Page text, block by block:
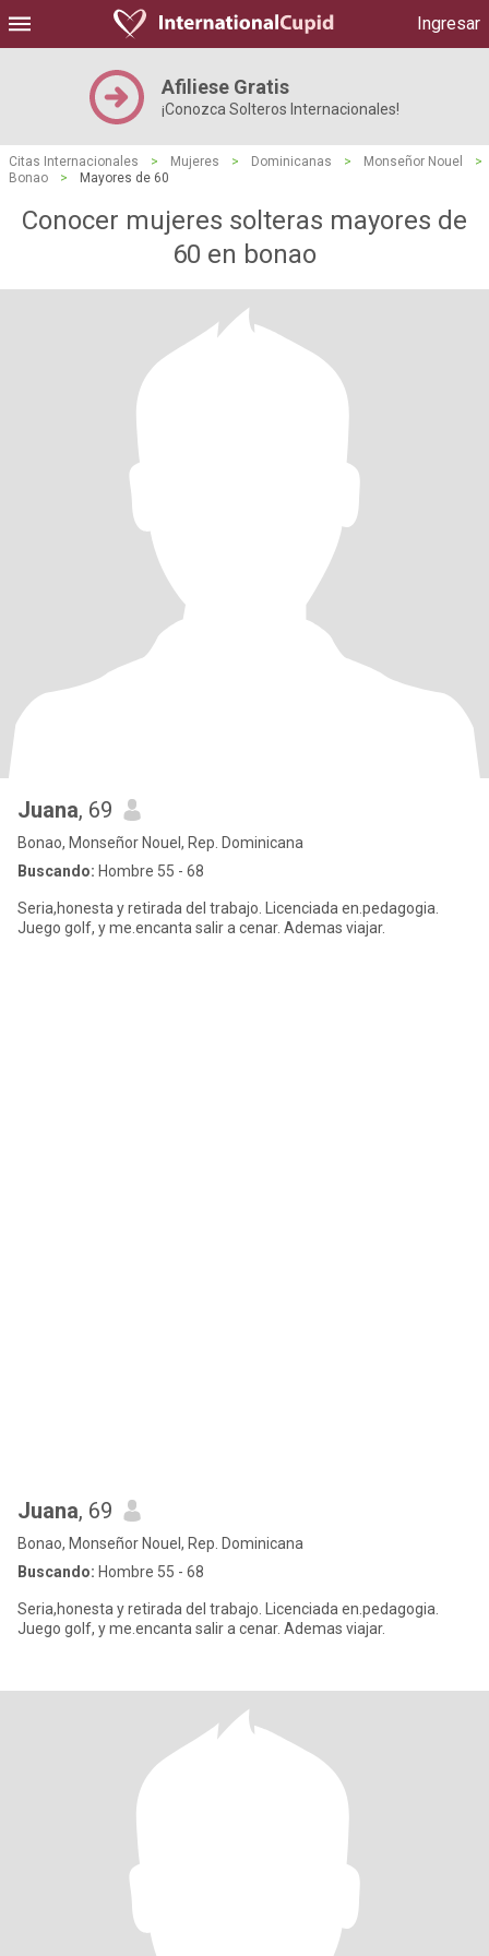
Ingresar
Afiliese Gratis
¡Conozca Solteros Internacionales!
Citas Internacionales > Mujeres > Dominicanas > Monseñor Nouel
>
Bonao
> Mayores de 60
Conocer mujeres solteras mayores de
60 en bonao
Juana, 69
Bonao, Monseñor Nouel, Rep. Dominicana
Buscando: Hombre 55 - 68
Seria,honesta y retirada del trabajo. Licenciada en.pedagogia.
Juego golf, y me.encanta salir a cenar. Ademas viajar.
Juana, 69
Bonao, Monseñor Nouel, Rep. Dominicana
Buscando: Hombre 55 - 68
Seria,honesta y retirada del trabajo. Licenciada en.pedagogia.
Juego golf, y me.encanta salir a cenar. Ademas viajar.